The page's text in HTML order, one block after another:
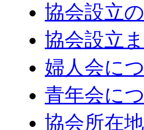
協会設立
協会設立
婦人会に
青年会に
協会所在地